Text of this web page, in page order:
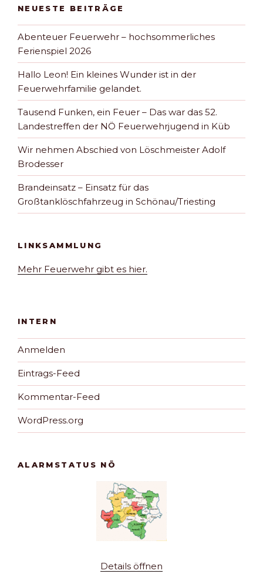
NEUESTE BEITRÄGE
Abenteuer Feuerwehr – hochsommerliches
Ferienspiel 2026
Hallo Leon! Ein kleines Wunder ist in der
Feuerwehrfamilie gelandet.
Tausend Funken, ein Feuer – Das war das 52.
Landestreffen der NÖ Feuerwehrjugend in Küb
Wir nehmen Abschied von Löschmeister Adolf
Brodesser
Brandeinsatz – Einsatz für das
Großtanklöschfahrzeug in Schönau/Triesting
LINKSAMMLUNG
Mehr Feuerwehr gibt es hier.
INTERN
Anmelden
Eintrags-Feed
Kommentar-Feed
WordPress.org
ALARMSTATUS NÖ
Details öffnen